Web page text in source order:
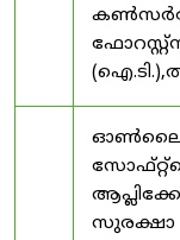
സുരക്ഷാ